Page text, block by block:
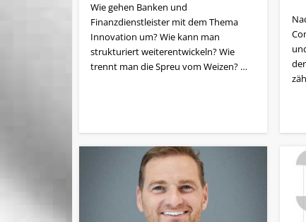
Wie gehen Banken und
Finanzdienstleister mit dem Thema
Innovation um? Wie kann man
strukturiert weiterentwickeln? Wie
trennt man die Spreu vom Weizen? …